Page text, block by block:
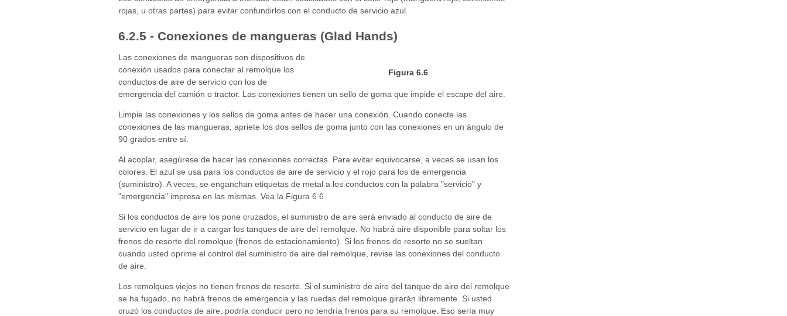
rojas, u otras partes) para evitar confundirlos con el conducto de servicio azul.
6.2.5 - Conexiones de mangueras (Glad Hands)
Figura 6.6
Las conexiones de mangueras son dispositivos de
conexión usados para conectar al remolque los
conductos de aire de servicio con los de
emergencia del camión o tractor. Las conexiones tienen un sello de goma que impide el escape del aire.
Limpie las conexiones y los sellos de goma antes de hacer una conexión. Cuando conecte las
conexiones de las mangueras, apriete los dos sellos de goma junto con las conexiones en un ángulo de
90 grados entre sí.
Al acoplar, asegúrese de hacer las conexiones correctas. Para evitar equivocarse, a veces se usan los
colores. El azul se usa para los conductos de aire de servicio y el rojo para los de emergencia
(suministro). A veces, se enganchan etiquetas de metal a los conductos con la palabra "servicio" y
"emergencia" impresa en las mismas. Vea la Figura 6.6
Si los conductos de aire los pone cruzados, el suministro de aire será enviado al conducto de aire de
servicio en lugar de ir a cargar los tanques de aire del remolque. No habrá aire disponible para soltar los
frenos de resorte del remolque (frenos de estacionamiento). Si los frenos de resorte no se sueltan
cuando usted oprime el control del suministro de aire del remolque, revise las conexiones del conducto
de aire.
Los remolques viejos no tienen frenos de resorte. Si el suministro de aire del tanque de aire del remolque
se ha fugado, no habrá frenos de emergencia y las ruedas del remolque girarán libremente. Si usted
cruzó los conductos de aire, podría conducir pero no tendría frenos para su remolque. Eso sería muy